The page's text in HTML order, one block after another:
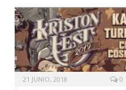
21 JUNIO, 2018 0